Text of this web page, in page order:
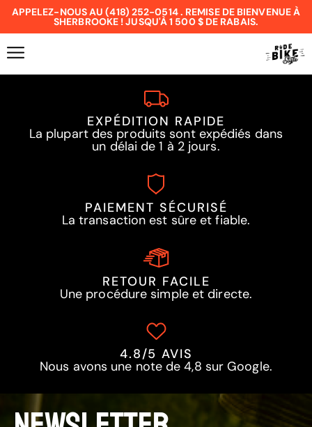
APPELEZ-NOUS AU (418) 252-0514 . REMISE DE BIENVENUE À
SHERBROOKE ! JUSQU'À 1 500 $ DE RABAIS.
EXPÉDITION RAPIDE
La plupart des produits sont expédiés dans
un délai de 1 à 2 jours.
PAIEMENT SÉCURISÉ
La transaction est sûre et fiable.
RETOUR FACILE
Une procédure simple et directe.
4.8/5 AVIS
Nous avons une note de 4,8 sur Google.